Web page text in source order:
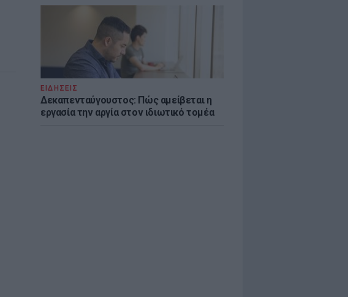
ΕΙΔΗΣΕΙΣ
Δεκαπενταύγουστος: Πώς αμείβεται η
εργασία την αργία στον ιδιωτικό τομέα